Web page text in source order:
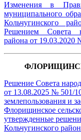
Изменения в
муниципального
Кольчугинского
Решением Совета
района от 19.03.2020
Решение Совета
от 13.08.2025 № 501/
землепользования и
Флорищинское
утвержденные
Кольчугинского